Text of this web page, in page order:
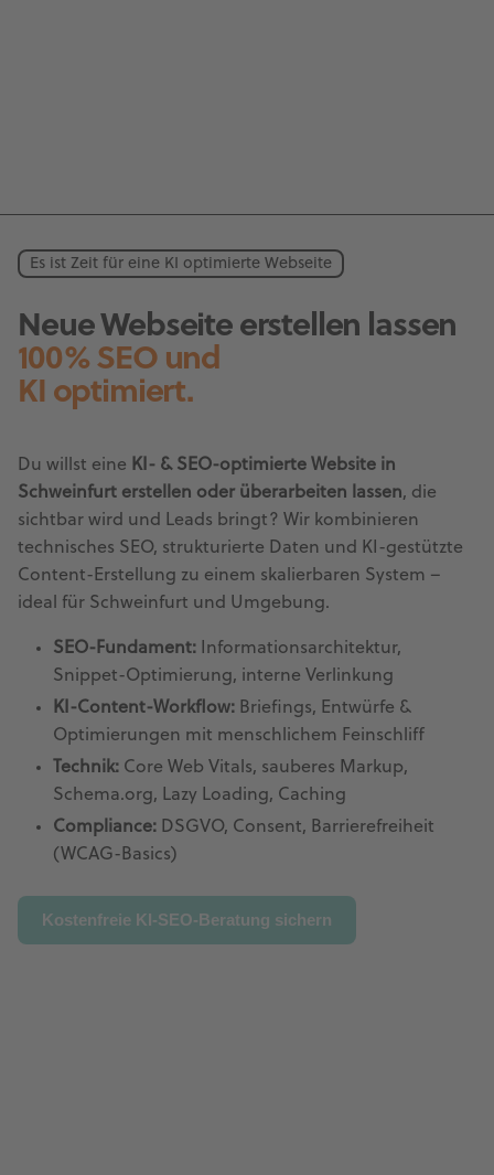
Es ist Zeit für eine KI optimierte Webseite
Neue Webseite erstellen lassen
100% SEO und
KI optimiert.
Du willst eine KI- & SEO-optimierte Website in
Schweinfurt erstellen oder überarbeiten lassen, die
sichtbar wird und Leads bringt? Wir kombinieren
technisches SEO, strukturierte Daten und KI-gestützte
Content-Erstellung zu einem skalierbaren System –
ideal für Schweinfurt und Umgebung.
SEO-Fundament: Informationsarchitektur,
Snippet-Optimierung, interne Verlinkung
KI-Content-Workflow: Briefings, Entwürfe &
Optimierungen mit menschlichem Feinschliff
Technik: Core Web Vitals, sauberes Markup,
Schema.org, Lazy Loading, Caching
Compliance: DSGVO, Consent, Barrierefreiheit
(WCAG-Basics)
Kostenfreie KI-SEO-Beratung sichern